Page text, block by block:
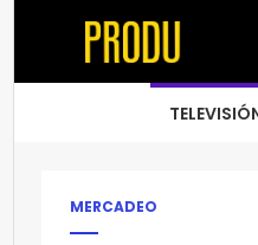
MERCADEO